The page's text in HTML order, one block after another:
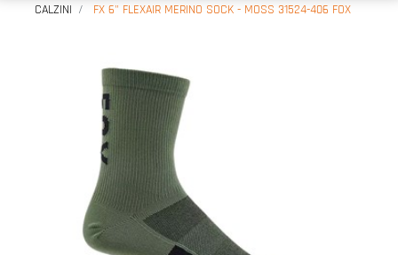
CALZINI FX 6" FLEXAIR MERINO SOCK - MOSS 31524-406 FOX